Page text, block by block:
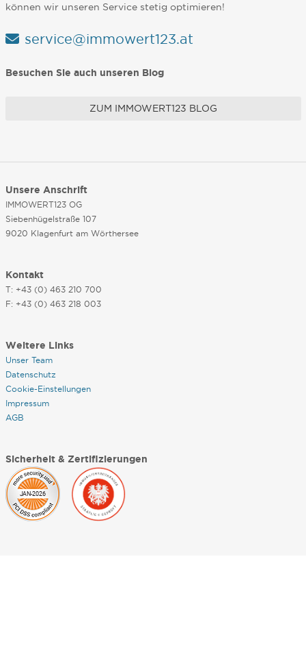
können wir unseren Service stetig optimieren!
service@immowert123.at
Besuchen Sie auch unseren Blog
ZUM IMMOWERT123 BLOG
Unsere Anschrift
IMMOWERT123 OG
Siebenhügelstraße 107
9020 Klagenfurt am Wörthersee
Kontakt
T: +43 (0) 463 210 700
F: +43 (0) 463 218 003
Weitere Links
Unser Team
Datenschutz
Cookie-Einstellungen
Impressum
AGB
Sicherheit & Zertifizierungen